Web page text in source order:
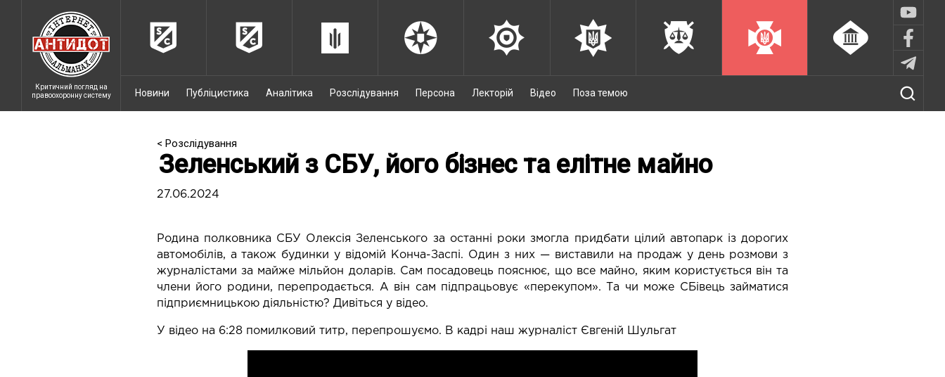
Критичний погляд на
правоохоронну систему
Новини Публіцистика Аналітика Розслідування Персона Лекторій Відео Поза темою
< Розслідування
Зеленський з СБУ, його бізнес та елітне майно
27.06.2024
Родина полковника СБУ Олексія Зеленського за останні роки змогла придбати цілий автопарк із дорогих
автомобілів, а також будинки у відомій Конча-Заспі. Один з них — виставили на продаж у день розмови з
журналістами за майже мільйон доларів. Сам посадовець пояснює, що все майно, яким користується він та
члени його родини, перепродається. А він сам підпрацьовує «перекупом». Та чи може СБівець займатися
підприємницькою діяльністю? Дивіться у відео.
У відео на 6:28помилковий титр, перепрошуємо. В кадрі наш журналіст Євгеній Шульгат